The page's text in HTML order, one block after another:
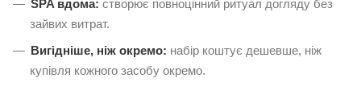
SPA вдома: створює повноцінний ритуал догляду без
зайвих витрат.
Вигідніше, ніж окремо: набір коштує дешевше, ніж
купівля кожного засобу окремо.